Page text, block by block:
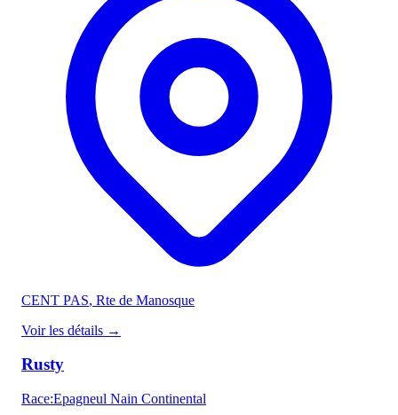
CENT PAS, Rte de Manosque
Voir les détails →
Rusty
Race:Epagneul Nain Continental